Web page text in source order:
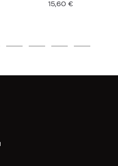
15,60 €